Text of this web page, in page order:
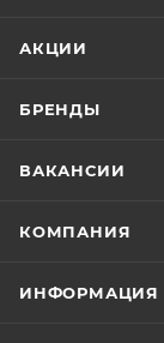
АКЦИИ
БРЕНДЫ
ВАКАНСИИ
КОМПАНИЯ
ИНФОРМАЦИЯ